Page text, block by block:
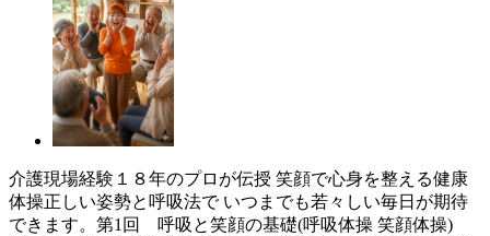
介護現場経験１８年のプロが伝授 笑顔で心身を整える健康
体操正しい姿勢と呼吸法で いつまでも若々しい毎日が期待
できます。第1回 呼吸と笑顔の基礎(呼吸体操 笑顔体操)